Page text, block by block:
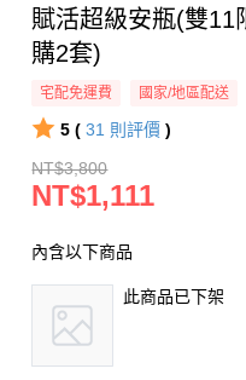
賦活超級安瓶(雙11
購2套)
宅配免運費 國家/地區配送
5 ( 31 則評價 )
NT$3,800
NT$1,111
內含以下商品
此商品已下架